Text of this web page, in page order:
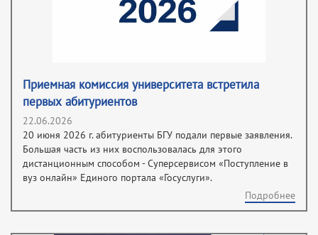
Приемная комиссия университета встретила
первых абитуриентов
22.06.2026
20 июня 2026 г. абитуриенты БГУ подали первые заявления.
Большая часть из них воспользовалась для этого
дистанционным способом - Суперсервисом «Поступление в
вуз онлайн» Единого портала «Госуслуги».
Подробнее